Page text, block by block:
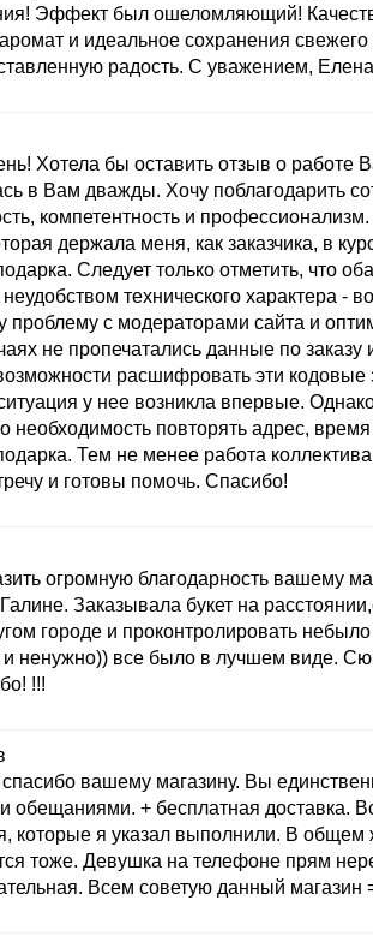
Эффект был ошеломляющий!
и идеальное сохранения
радость. С уважением,
Хотела бы оставить отзыв о работе
в Вам дважды. Хочу поблагодарить
компетентность и
держала меня, как заказчика, в
Следует только отметить, что
технического характера -
проблему с модераторами сайта и
не пропечатались данные по заказу
расшифровать эти кодовые
у нее возникла впервые.
необходимость повторять адрес,
Тем не менее работа
и готовы помочь. Спасибо!
огромную благодарность вашему
Заказывала букет на
городе и проконтролировать
и ненужно)) все было в лучшем виде.
!!!
вашему магазину. Вы
обещаниями. + бесплатная доставка.
которые я указал выполнили. В общем
тоже. Девушка на телефоне прям
Всем советую данный магазин